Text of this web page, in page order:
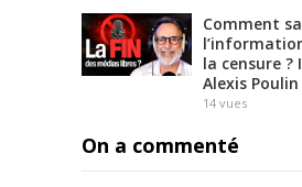
Comment
la censure ?
Alexis Poulin
14 vues
On a commenté